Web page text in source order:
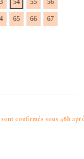
54 55 56
65 66 67
confirmés sous 48h